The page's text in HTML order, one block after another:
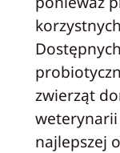
zwierząt
najlepszej